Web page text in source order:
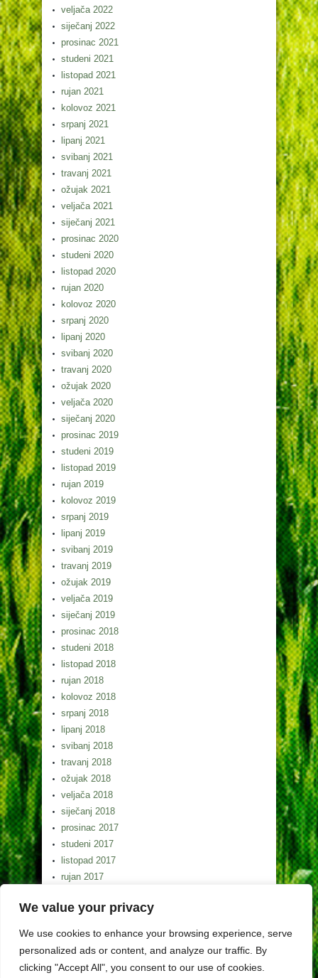
We value your privacy
We use cookies to enhance your browsing experience, serve
personalized ads or content, and analyze our traffic. By
clicking "Accept All", you consent to our use of cookies.
veljača 2022
siječanj 2022
prosinac 2021
studeni 2021
listopad 2021
rujan 2021
kolovoz 2021
srpanj 2021
lipanj 2021
svibanj 2021
travanj 2021
ožujak 2021
veljača 2021
siječanj 2021
prosinac 2020
studeni 2020
listopad 2020
rujan 2020
kolovoz 2020
srpanj 2020
lipanj 2020
svibanj 2020
travanj 2020
ožujak 2020
veljača 2020
siječanj 2020
prosinac 2019
studeni 2019
listopad 2019
rujan 2019
kolovoz 2019
srpanj 2019
lipanj 2019
svibanj 2019
travanj 2019
ožujak 2019
veljača 2019
siječanj 2019
prosinac 2018
studeni 2018
listopad 2018
rujan 2018
kolovoz 2018
srpanj 2018
lipanj 2018
svibanj 2018
travanj 2018
ožujak 2018
veljača 2018
siječanj 2018
prosinac 2017
studeni 2017
listopad 2017
rujan 2017
srpanj 2017